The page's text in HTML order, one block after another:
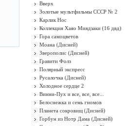
Вверх
Золотые мультфильмы СССР № 2
Карлик Нос
Коллекция Хаяо Миядзаки (16 двд)
Гора самоцветов
Моана (Дисней)
Зверополис (Дисней)
Гравити Фолз
Полярный экспресс
Русалочка (Дисней)
Холодное сердце 2
Винни-Пух и все, все, все...
Белоснежка и семь гномов
Планета сокровищ (Дисней)
Горбун из Нотр Дама (Дисней)